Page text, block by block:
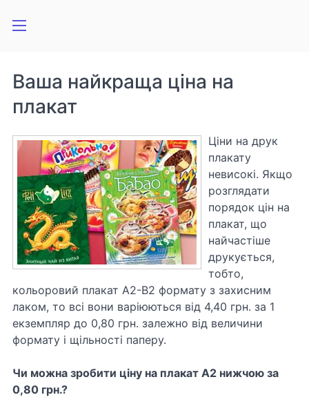
Ваша найкраща ціна на
плакат
Ціни на друк
плакату
невисокі. Якщо
розглядати
порядок цін на
плакат, що
найчастіше
друкується,
тобто,
кольоровий плакат А2-В2 формату з захисним
лаком, то всі вони варіюються від 4,40 грн. за 1
екземпляр до 0,80 грн. залежно від величини
формату і щільності паперу.
Чи можна зробити ціну на плакат А2 нижчою за
0,80 грн.?